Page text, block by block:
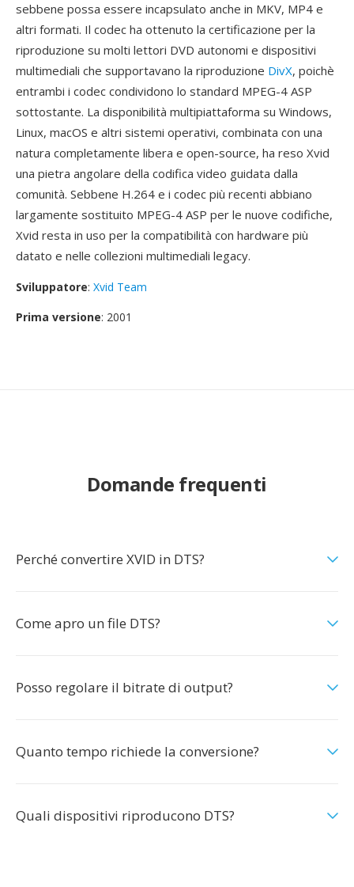
sebbene possa essere incapsulato anche in MKV, MP4 e
altri formati. Il codec ha ottenuto la certificazione per la
riproduzione su molti lettori DVD autonomi e dispositivi
multimediali che supportavano la riproduzione DivX, poichè
entrambi i codec condividono lo standard MPEG-4 ASP
sottostante. La disponibilità multipiattaforma su Windows,
Linux, macOS e altri sistemi operativi, combinata con una
natura completamente libera e open-source, ha reso Xvid
una pietra angolare della codifica video guidata dalla
comunità. Sebbene H.264 e i codec più recenti abbiano
largamente sostituito MPEG-4 ASP per le nuove codifiche,
Xvid resta in uso per la compatibilità con hardware più
datato e nelle collezioni multimediali legacy.
Sviluppatore: Xvid Team
Prima versione: 2001
Domande frequenti
Perché convertire XVID in DTS?
Come apro un file DTS?
Posso regolare il bitrate di output?
Quanto tempo richiede la conversione?
Quali dispositivi riproducono DTS?